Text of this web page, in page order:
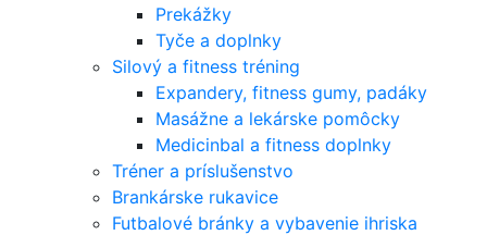
Prekážky
Tyče a doplnky
Silový a fitness tréning
Expandery, fitness gumy, padáky
Masážne a lekárske pomôcky
Medicinbal a fitness doplnky
Tréner a príslušenstvo
Brankárske rukavice
Futbalové bránky a vybavenie ihriska